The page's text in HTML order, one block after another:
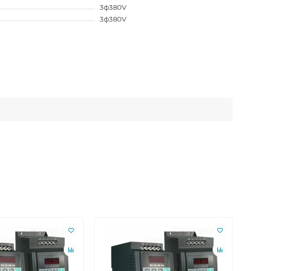
3ф380V
3ф380V